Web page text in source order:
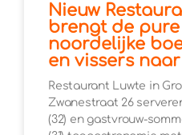
Nieuw
brengt de
noordelijke
en vissers
Restaurant Luwte in
Zwanestraat 26
(32) en gastvrouw-